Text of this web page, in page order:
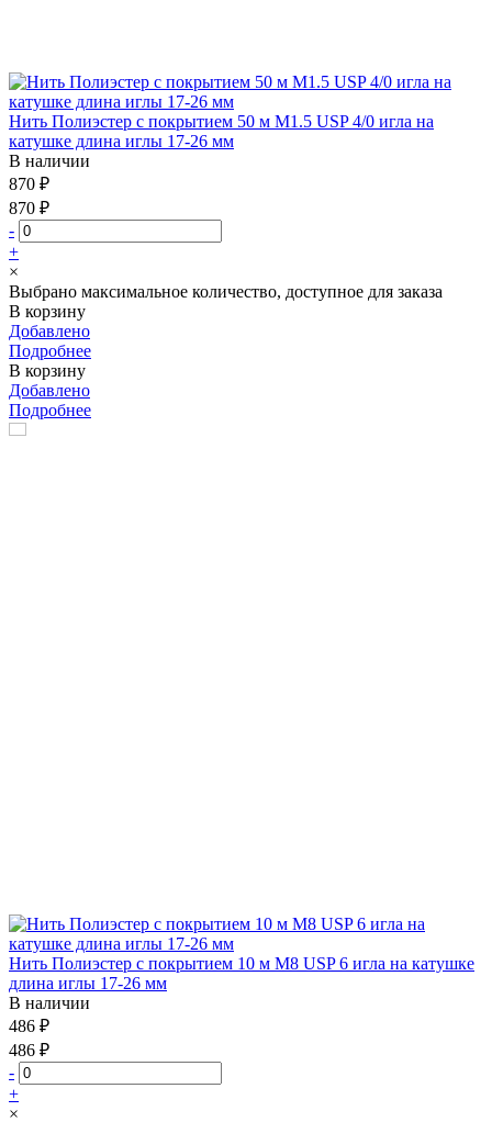
Нить Полиэстер с покрытием 50 м М1.5 USP 4/0 игла на
катушке длина иглы 17-26 мм
В наличии
870 ₽
870 ₽
-
+
×
Выбрано максимальное количество, доступное для заказа
В корзину
Добавлено
Подробнее
В корзину
Добавлено
Подробнее
Нить Полиэстер с покрытием 10 м М8 USP 6 игла на катушке
длина иглы 17-26 мм
В наличии
486 ₽
486 ₽
-
+
×